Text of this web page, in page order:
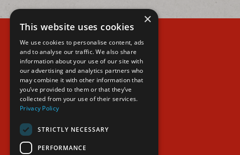
FONDATION SLOW FOOD
×
This website uses cookies
We use cookies to personalise content, ads
and to analyse our traffic. We also share
information about your use of our site with
our advertising and analytics partners who
may combine it with other information that
you’ve provided to them or that they’ve
collected from your use of their services.
Privacy Policy
STRICTLY NECESSARY
PERFORMANCE